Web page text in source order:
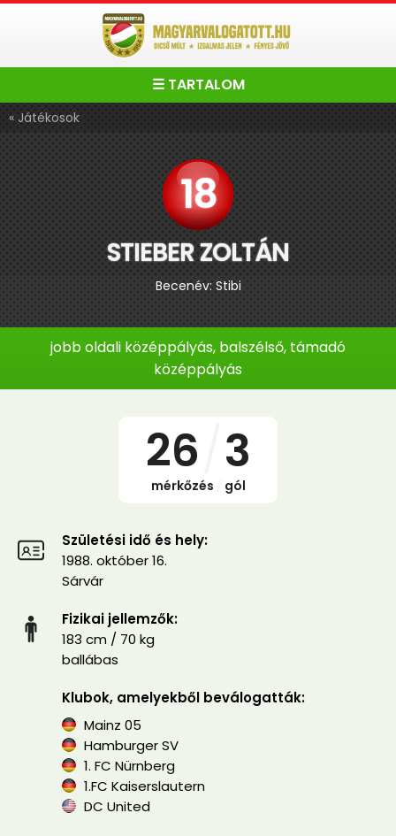
☰ TARTALOM
« Játékosok
18
STIEBER ZOLTÁN
Becenév: Stibi
jobb oldali középpályás, balszélső, támadó
középpályás
26 3
mérkőzés gól
Születési idő és hely:
1988. október 16.
Sárvár
Fizikai jellemzők:
183 cm / 70 kg
ballábas
Klubok, amelyekből beválogatták:
Mainz 05
Hamburger SV
1. FC Nürnberg
1.FC Kaiserslautern
DC United